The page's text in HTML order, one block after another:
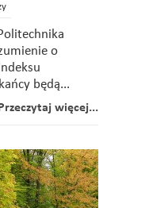
o
będą...
więcej...